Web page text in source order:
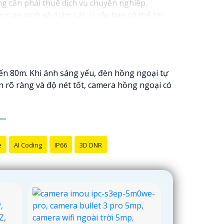
cần phải thuê dịch vụ chuyên nghiệp.
an ninh và giám sát, vì vậy bạn có thể tin
cảm biến chuyển động thông minh giúp
80m. Khi ánh sáng yếu, đèn hồng ngoại tự
ràng và độ nét tốt, camera hồng ngoại có
AI Coding IP66 3D DNR